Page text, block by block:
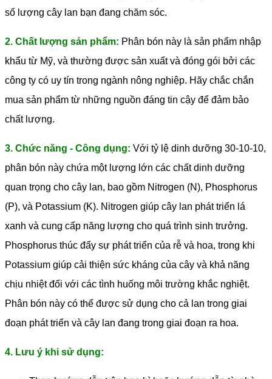
số lượng cây lan bạn đang chăm sóc.
2. Chất lượng sản phẩm: Phân bón này là sản phẩm nhập
khẩu từ Mỹ, và thường được sản xuất và đóng gói bởi các
công ty có uy tín trong ngành nông nghiệp. Hãy chắc chắn
mua sản phẩm từ những nguồn đáng tin cậy để đảm bảo
chất lượng.
3. Chức năng - Công dụng: Với tỷ lệ dinh dưỡng 30-10-10,
phân bón này chứa một lượng lớn các chất dinh dưỡng
quan trọng cho cây lan, bao gồm Nitrogen (N), Phosphorus
(P), và Potassium (K). Nitrogen giúp cây lan phát triển lá
xanh và cung cấp năng lượng cho quá trình sinh trưởng.
Phosphorus thúc đẩy sự phát triển của rễ và hoa, trong khi
Potassium giúp cải thiện sức kháng của cây và khả năng
chịu nhiệt đối với các tình huống môi trường khắc nghiệt.
Phân bón này có thể được sử dụng cho cả lan trong giai
đoạn phát triển và cây lan đang trong giai đoạn ra hoa.
4. Lưu ý khi sử dụng: